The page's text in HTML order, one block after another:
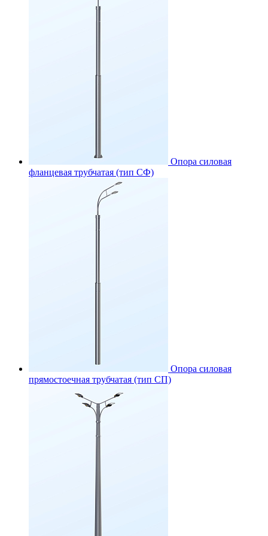
Опора силовая
фланцевая трубчатая (тип СФ)
Опора силовая
прямостоечная трубчатая (тип СП)